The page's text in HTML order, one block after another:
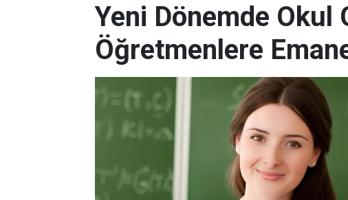
Yeni Dönemde Okul
Öğretmenlere